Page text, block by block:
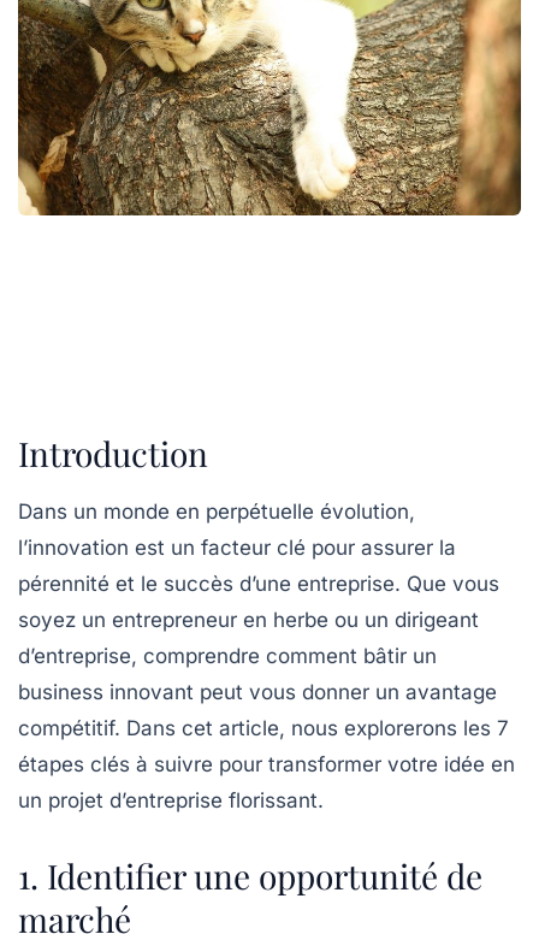
Introduction
Dans un monde en perpétuelle évolution,
l’innovation est un facteur clé pour assurer la
pérennité et le succès d’une entreprise. Que vous
soyez un entrepreneur en herbe ou un dirigeant
d’entreprise, comprendre comment bâtir un
business innovant peut vous donner un avantage
compétitif. Dans cet article, nous explorerons les 7
étapes clés à suivre pour transformer votre idée en
un projet d’entreprise florissant.
1. Identifier une opportunité de
marché